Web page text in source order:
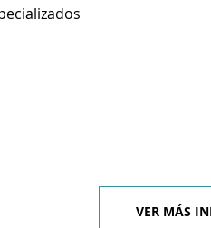
VER MÁS